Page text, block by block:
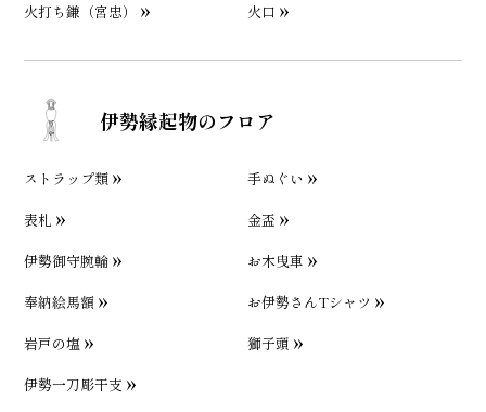
火打ち鎌（宮忠）
火口
伊勢縁起物のフロア
ストラップ類
手ぬぐい
表札
金盃
伊勢御守腕輪
お木曳車
奉納絵馬額
お伊勢さんTシャツ
岩戸の塩
獅子頭
伊勢一刀彫干支